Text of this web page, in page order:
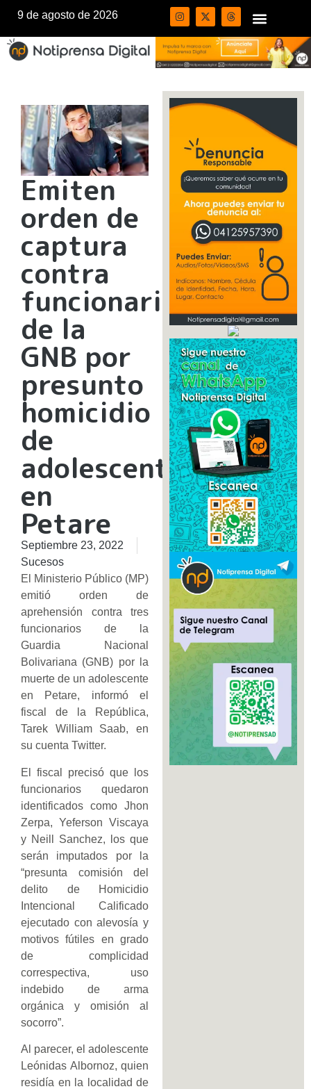
9 de agosto de 2026
Emiten
orden de
captura
contra
funcionarios
de la
GNB por
presunto
homicidio
de
adolescente
en
Petare
Septiembre 23, 2022
Sucesos
El Ministerio Público (MP)
emitió orden de
aprehensión contra tres
funcionarios de la
Guardia Nacional
Bolivariana (GNB) por la
muerte de un adolescente
en Petare, informó el
fiscal de la República,
Tarek William Saab, en
su cuenta Twitter.
El fiscal precisó que los
funcionarios quedaron
identificados como Jhon
Zerpa, Yeferson Viscaya
y Neill Sanchez, los que
serán imputados por la
“presunta comisión del
delito de Homicidio
Intencional Calificado
ejecutado con alevosía y
motivos fútiles en grado
de complicidad
correspectiva, uso
indebido de arma
orgánica y omisión al
socorro”.
Al parecer, el adolescente
Leónidas Albornoz, quien
residía en la localidad de